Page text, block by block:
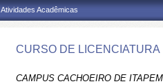
Acadêmicas
CURSO DE
CAMPUS CACHOEIRO DE